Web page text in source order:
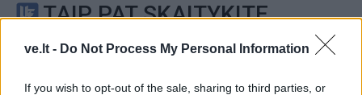
ve.lt - Do Not Process My Personal Information
If you wish to opt-out of the sale, sharing to third parties, or
TAIP PAT SKAITYKITE